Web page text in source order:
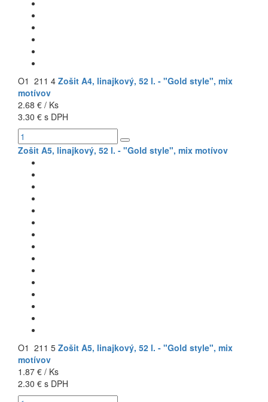
O1 211 4 Zošit A4, linajkový, 52 l. - "Gold style", mix
motívov
2.68 € / Ks
3.30 € s DPH
Zošit A5, linajkový, 52 l. - "Gold style", mix motívov
O1 211 5 Zošit A5, linajkový, 52 l. - "Gold style", mix
motívov
1.87 € / Ks
2.30 € s DPH